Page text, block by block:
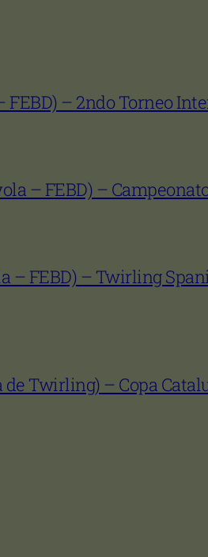
FEBD) – 2ndo Torneo
– FEBD) –
– FEBD) – Twirling
de Twirling) – Copa